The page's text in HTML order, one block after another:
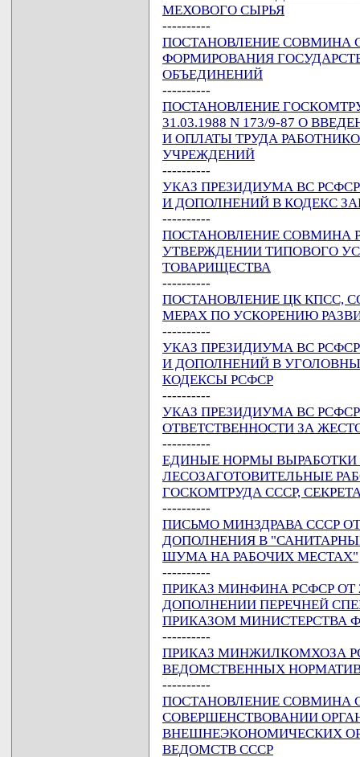
МЕХОВОГО СЫРЬЯ
----------
ПОСТАНОВЛЕНИЕ СОВМИНА
ФОРМИРОВАНИЯ
ОБЪЕДИНЕНИЙ
----------
ПОСТАНОВЛЕНИЕ
31.03.1988 N 173/9-87 О
И ОПЛАТЫ ТРУДА
УЧРЕЖДЕНИЙ
----------
УКАЗ ПРЕЗИДИУМА ВС
И ДОПОЛНЕНИЙ В КОДЕКС
----------
ПОСТАНОВЛЕНИЕ СОВМИНА
УТВЕРЖДЕНИИ ТИПОВОГО
ТОВАРИЩЕСТВА
----------
ПОСТАНОВЛЕНИЕ ЦК КПСС,
МЕРАХ ПО УСКОРЕНИЮ
----------
УКАЗ ПРЕЗИДИУМА ВС
И ДОПОЛНЕНИЙ В
КОДЕКСЫ РСФСР
----------
УКАЗ ПРЕЗИДИУМА ВС РСФСР
ОТВЕТСТВЕННОСТИ ЗА
----------
ЕДИНЫЕ НОРМЫ ВЫРАБОТКИ
ЛЕСОЗАГОТОВИТЕЛЬНЫЕ
ГОСКОМТРУДА СССР,
----------
ПИСЬМО МИНЗДРАВА СССР ОТ
ДОПОЛНЕНИЯ В
ШУМА НА РАБОЧИХ МЕСТАХ"
----------
ПРИКАЗ МИНФИНА РСФСР ОТ
ДОПОЛНЕНИИ ПЕРЕЧНЕЙ
ПРИКАЗОМ МИНИСТЕРСТВА
----------
ПРИКАЗ МИНЖИЛКОМХОЗА
ВЕДОМСТВЕННЫХ
----------
ПОСТАНОВЛЕНИЕ СОВМИНА
СОВЕРШЕНСТВОВАНИИ
ВНЕШНЕЭКОНОМИЧЕСКИХ
ВЕДОМСТВ СССР